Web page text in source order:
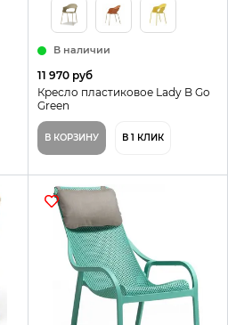
В наличии
11 970 руб
Кресло пластиковое Lady B Go
Green
В КОРЗИНУ В 1 КЛИК